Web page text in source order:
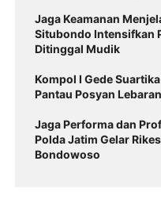
Jaga Keamanan
Situbondo Intensifkan
Ditinggal Mudik
Kompol I Gede
Pantau Posyan
Jaga Performa dan
Polda Jatim Gelar
Bondowoso